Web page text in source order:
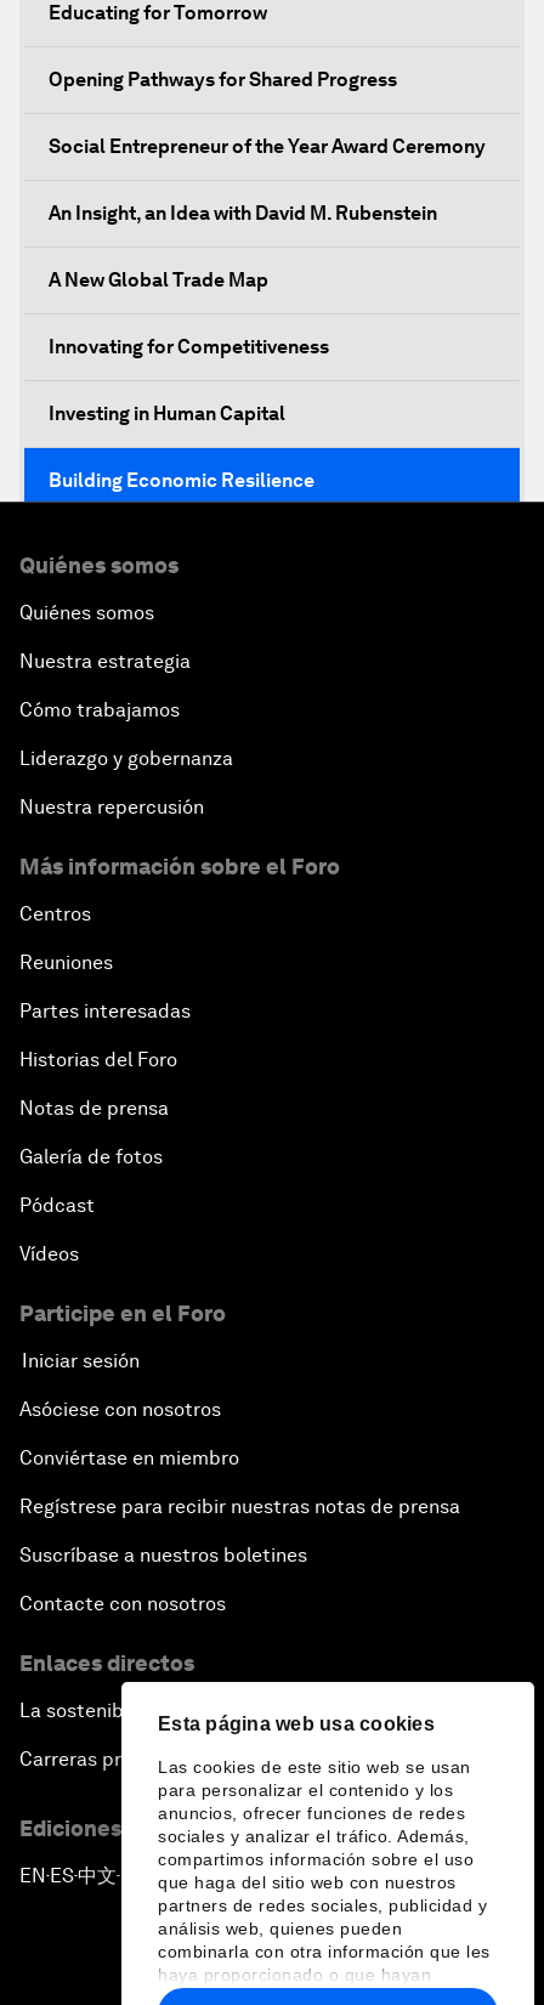
Esta página web usa cookies
Las cookies de este sitio web se usan
para personalizar el contenido y los
anuncios, ofrecer funciones de redes
sociales y analizar el tráfico. Además,
compartimos información sobre el uso
que haga del sitio web con nuestros
partners de redes sociales, publicidad y
análisis web, quienes pueden
combinarla con otra información que les
haya proporcionado o que hayan
recopilado a partir del uso que haya
Educating for Tomorrow
Opening Pathways for Shared Progress
Social Entrepreneur of the Year Award Ceremony
An Insight, an Idea with David M. Rubenstein
A New Global Trade Map
Innovating for Competitiveness
Investing in Human Capital
Building Economic Resilience
Towards a New Climate and Development Agenda
A Conversation with President Enrique Peña Nieto
Middle Class Matters
Latin America: A Call to Action
Quiénes somos
Quiénes somos
Nuestra estrategia
Cómo trabajamos
Liderazgo y gobernanza
Nuestra repercusión
Más información sobre el Foro
Centros
Reuniones
Partes interesadas
Historias del Foro
Notas de prensa
Galería de fotos
Pódcast
Vídeos
Participe en el Foro
Iniciar sesión
Asóciese con nosotros
Conviértase en miembro
Regístrese para recibir nuestras notas de prensa
Suscríbase a nuestros boletines
Contacte con nosotros
Enlaces directos
La sostenibilidad en el Foro
Carreras profesionales
Ediciones en otros idiomas
EN ▪ES▪中文▪ 日本語